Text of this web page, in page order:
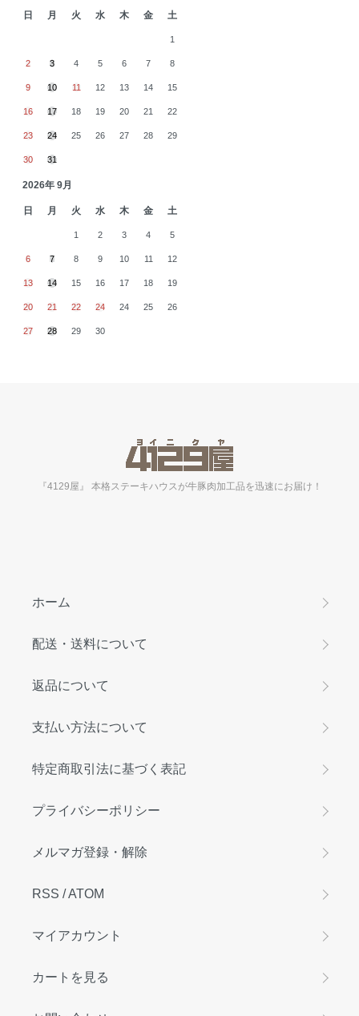
日 月 火 水 木 金 土
1
2 3 4 5 6 7 8
9 10 11 12 13 14 15
16 17 18 19 20 21 22
23 24 25 26 27 28 29
30 31
2026年 9月
日 月 火 水 木 金 土
1 2 3 4 5
6 7 8 9 10 11 12
13 14 15 16 17 18 19
20 21 22 24 24 25 26
27 28 29 30
『4129屋』 本格ステーキハウスが牛豚肉加工品を迅速にお届け！
ホーム
配送・送料について
返品について
支払い方法について
特定商取引法に基づく表記
プライバシーポリシー
メルマガ登録・解除
RSS /ATOM
マイアカウント
カートを見る